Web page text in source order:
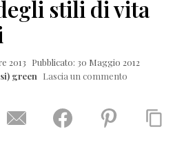
stili di vita
2013 Pubblicato: 30 Maggio 2012
green Lascia un commento